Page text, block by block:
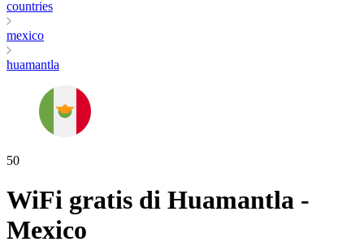
countries
mexico
huamantla
50
WiFi gratis di Huamantla -
Mexico